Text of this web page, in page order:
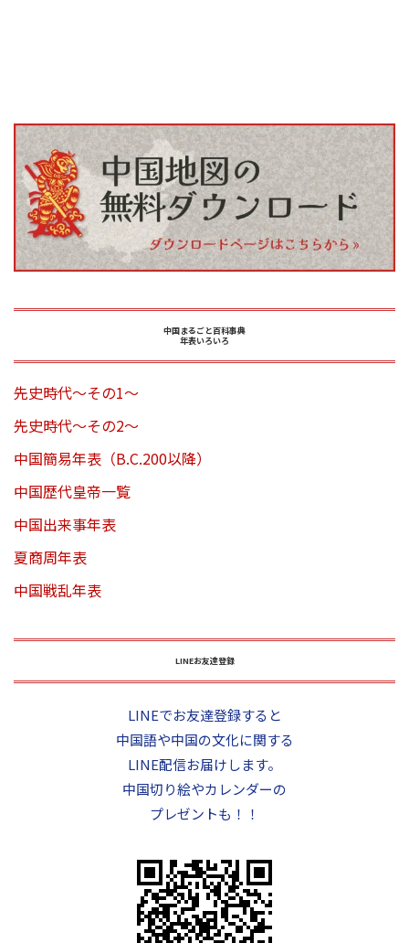
中国まるごと百科事典
年表いろいろ
先史時代～その1～
先史時代～その2～
中国簡易年表（B.C.200以降）
中国歴代皇帝一覧
中国出来事年表
夏商周年表
中国戦乱年表
LINEお友達登録
LINEでお友達登録すると
中国語や中国の文化に関する
LINE配信お届けします。
中国切り絵やカレンダーの
プレゼントも！！